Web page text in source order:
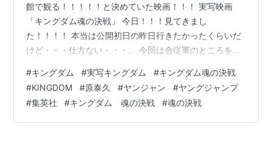
館で観る！！！！！と決めていた映画！！！ 実写映画
「キングダム魂の決戦」 今日！！！見てきまし
た！！！！ 本当は公開初日の昨日行きたかったくらいだ
けど・・・仕方ない・・・。 今回は合従軍のところをや
楽しみにしていました☆ 結果。 めっちゃ良かっ
た・・・。製作費かなりかけてますなあ・・・！！！(感
嘆)という感想です。 前編でどこまでやるの！？と思いま
したが、万極を倒すところまで。 これあとは後編に収ま
#キングダム #実写キングダム #キングダム魂の決戦
#KINGDOM #原泰久 #ヤンジャン #ヤングジャンプ
#集英社 #キングダム 魂の決戦 #魂の決戦